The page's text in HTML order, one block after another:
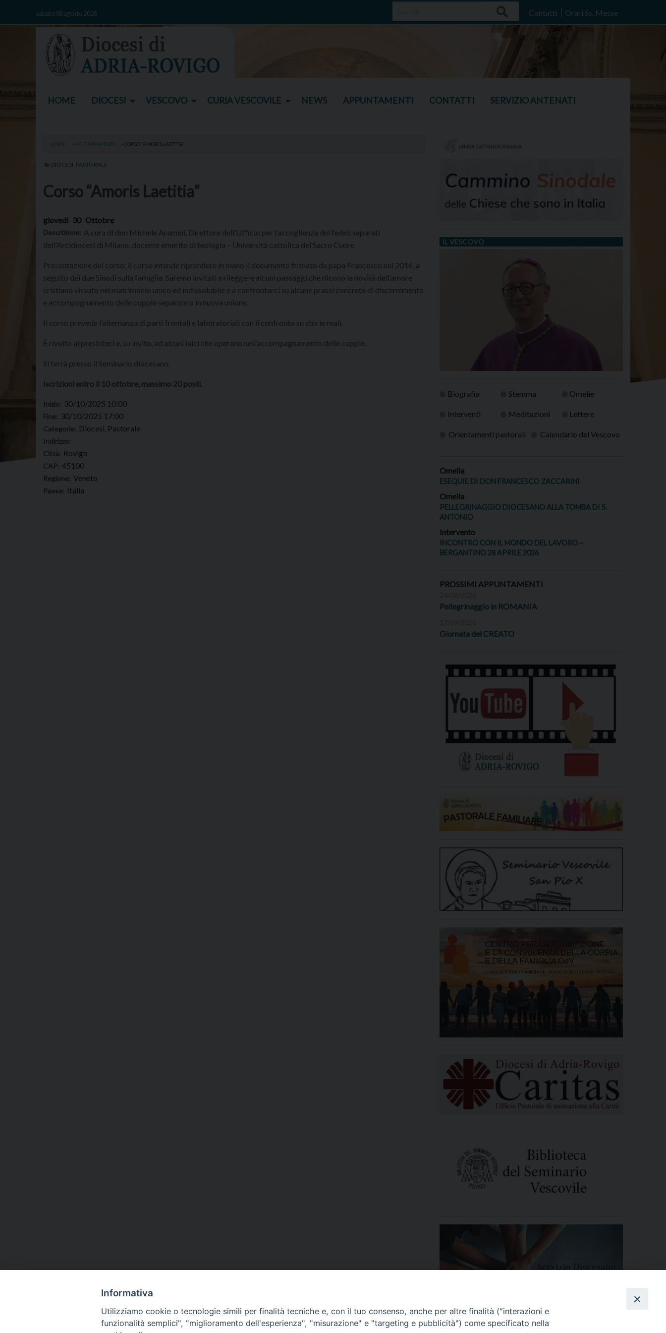
sabato 08 agosto 2026 Contatti Orari Ss. Messe
HOME DIOCESI VESCOVO CURIA VESCOVILE NEWS APPUNTAMENTI CONTATTI SERVIZIO ANTENATI
HOME » APPUNTAMENTI » CORSO “AMORIS LAETITIA”
DIOCESI PASTORALE
Corso “Amoris Laetitia”
giovedì 30 Ottobre
Descrizione: A cura di don Michele Aramini, Direttore dell’Ufficio per l’accoglienza dei fedeli separati
dell’Arcidiocesi di Milano, docente emerito di teologia – Università cattolica del Sacro Cuore
Presentazione del corso: il corso intende riprendere in mano il documento firmato da papa Francesco nel 2016, a
seguito dei due Sinodi sulla famiglia. Saremo invitati a rileggere alcuni passaggi che dicono la novità dell’amore
cristiano vissuto nel matrimonio unico ed indissolubile e a confrontarci su alcune prassi concrete di discernimento
e accompagnamento delle coppie separate o in nuova unione.
Il corso prevede l’alternanza di parti frontali e laboratoriali con il confronto su storie reali.
È rivolto ai presbiteri e, su invito, ad alcuni laici che operano nell’accompagnamento delle coppie.
Si terrà presso il Seminario diocesano.
Iscrizioni entro il 10 ottobre, massimo 20 posti.
Inizio: 30/10/2025 10:00
Fine: 30/10/2025 17:00
Categorie: Diocesi, Pastorale
Indirizzo:
Città: Rovigo
CAP: 45100
Regione: Veneto
Paese: Italia
IL VESCOVO
Biografia Stemma Omelie
Interventi Meditazioni Lettere
Orientamenti pastorali Calendario del Vescovo
Omelia
ESEQUIE DI DON FRANCESCO ZACCARINI
Omelia
PELLEGRINAGGIO DIOCESANO ALLA TOMBA DI S.
ANTONIO
Intervento
INCONTRO CON IL MONDO DEL LAVORO –
BERGANTINO 28 APRILE 2026
PROSSIMI APPUNTAMENTI
Pellegrinaggio in ROMANIA
Giornata del CREATO
Informativa
Utilizziamo cookie o tecnologie simili per finalità tecniche e, con il tuo consenso, anche per altre finalità ("interazioni e
funzionalità semplici", "miglioramento dell'esperienza", "misurazione" e "targeting e pubblicità") come specificato nella